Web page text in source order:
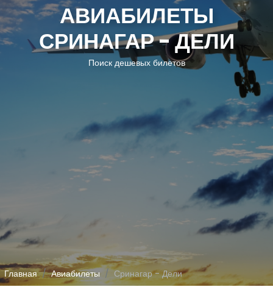
АВИАБИЛЕТЫ
СРИНАГАР - ДЕЛИ
Поиск дешевых билетов
Главная Авиабилеты Сринагар - Дели